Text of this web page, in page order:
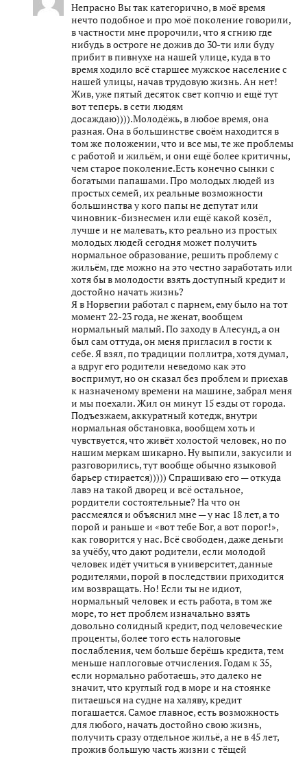
Непрасно Вы так категорично, в моё время
нечто подобное и про моё поколение говорили,
в частности мне пророчили, что я сгнию где
нибудь в остроге не дожив до 30-ти или буду
прибит в пивнухе на нашей улице, куда в то
время ходило всё старшее мужское население с
нашей улицы, начав трудовую жизнь. Ан нет!
Жив, уже пятый десяток свет копчю и ещё тут
вот теперь. в сети людям
досаждаю)))).Молодёжь, в любое время, она
разная. Она в большинстве своём находится в
том же положении, что и все мы, те же проблемы
с работой и жильём, и они ещё более критичны,
чем старое поколение.Есть конечно сынки с
богатыми папашами. Про молодых людей из
простых семей, их реальные возможности
большинства у кого папы не депутат или
чиновник-бизнесмен или ещё какой козёл,
лучше и не малевать, кто реально из простых
молодых людей сегодня может получить
нормальное образование, решить проблему с
жильём, где можно на это честно заработать или
хотя бы в молодости взять доступный кредит и
достойно начать жизнь?
Я в Норвегии работал с парнем, ему было на тот
момент 22-23 года, не женат, вообщем
нормальный малый. По заходу в Алесунд, а он
был сам оттуда, он меня пригласил в гости к
себе. Я взял, по традиции поллитра, хотя думал,
а вдруг его родители неведомо как это
воспримут, но он сказал без проблем и приехав
к назначеному времени на машине, забрал меня
и мы поехали. Жил он минут 15 езды от города.
Подъезжаем, аккуратный котедж, внутри
нормальная обстановка, вообщем хоть и
чувствуется, что живёт холостой человек, но по
нашим меркам шикарно. Ну выпили, закусили и
разговорились, тут вообще обычно языковой
барьер стирается))))) Спрашиваю его — откуда
лавэ на такой дворец и всё остальное,
рордители состоятельные? На что он
рассмеялся и объяснил мне — у нас 18 лет, а то
порой и раньше и «вот тебе Бог, а вот порог!»,
как говорится у нас. Всё свободен, даже деньги
за учёбу, что дают родители, если молодой
человек идёт учиться в университет, данные
родителями, порой в последствии приходится
им возвращать. Но! Если ты не идиот,
нормальный человек и есть работа, в том же
море, то нет проблем изначально взять
довольно солидный кредит, под человеческие
проценты, более того есть налоговые
послабления, чем больше берёшь кредита, тем
меньше наплоговые отчисления. Годам к 35,
если нормально работаешь, это далеко не
значит, что круглый год в море и на стоянке
питаешься на судне на халяву, кредит
погашается. Самое главное, есть возможность
для любого, начать достойно свою жизнь,
получить сразу отдельное жильё, а не в 45 лет,
прожив большую часть жизни с тёщей